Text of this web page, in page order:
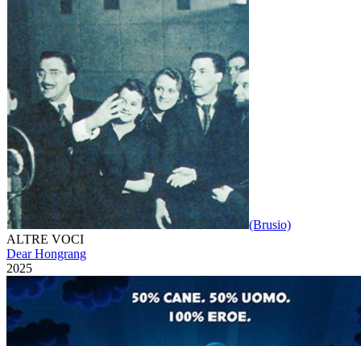
(Brusio)
ALTRE VOCI
Dear Hongrang
2025